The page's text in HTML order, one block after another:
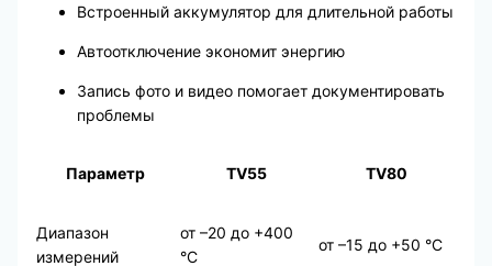
Встроенный аккумулятор для длительной работы
Автоотключение экономит энергию
Запись фото и видео помогает документировать
проблемы
Параметр TV55 TV80
Диапазон
измерений
от –20 до +400
°C
от –15 до +50 °C